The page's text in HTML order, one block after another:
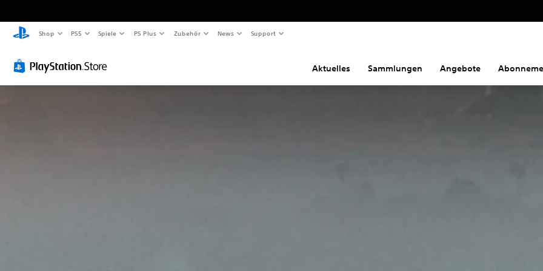
Shop PS5 Spiele PS Plus Zubehör News Support
Aktuelles Sammlungen Angebote